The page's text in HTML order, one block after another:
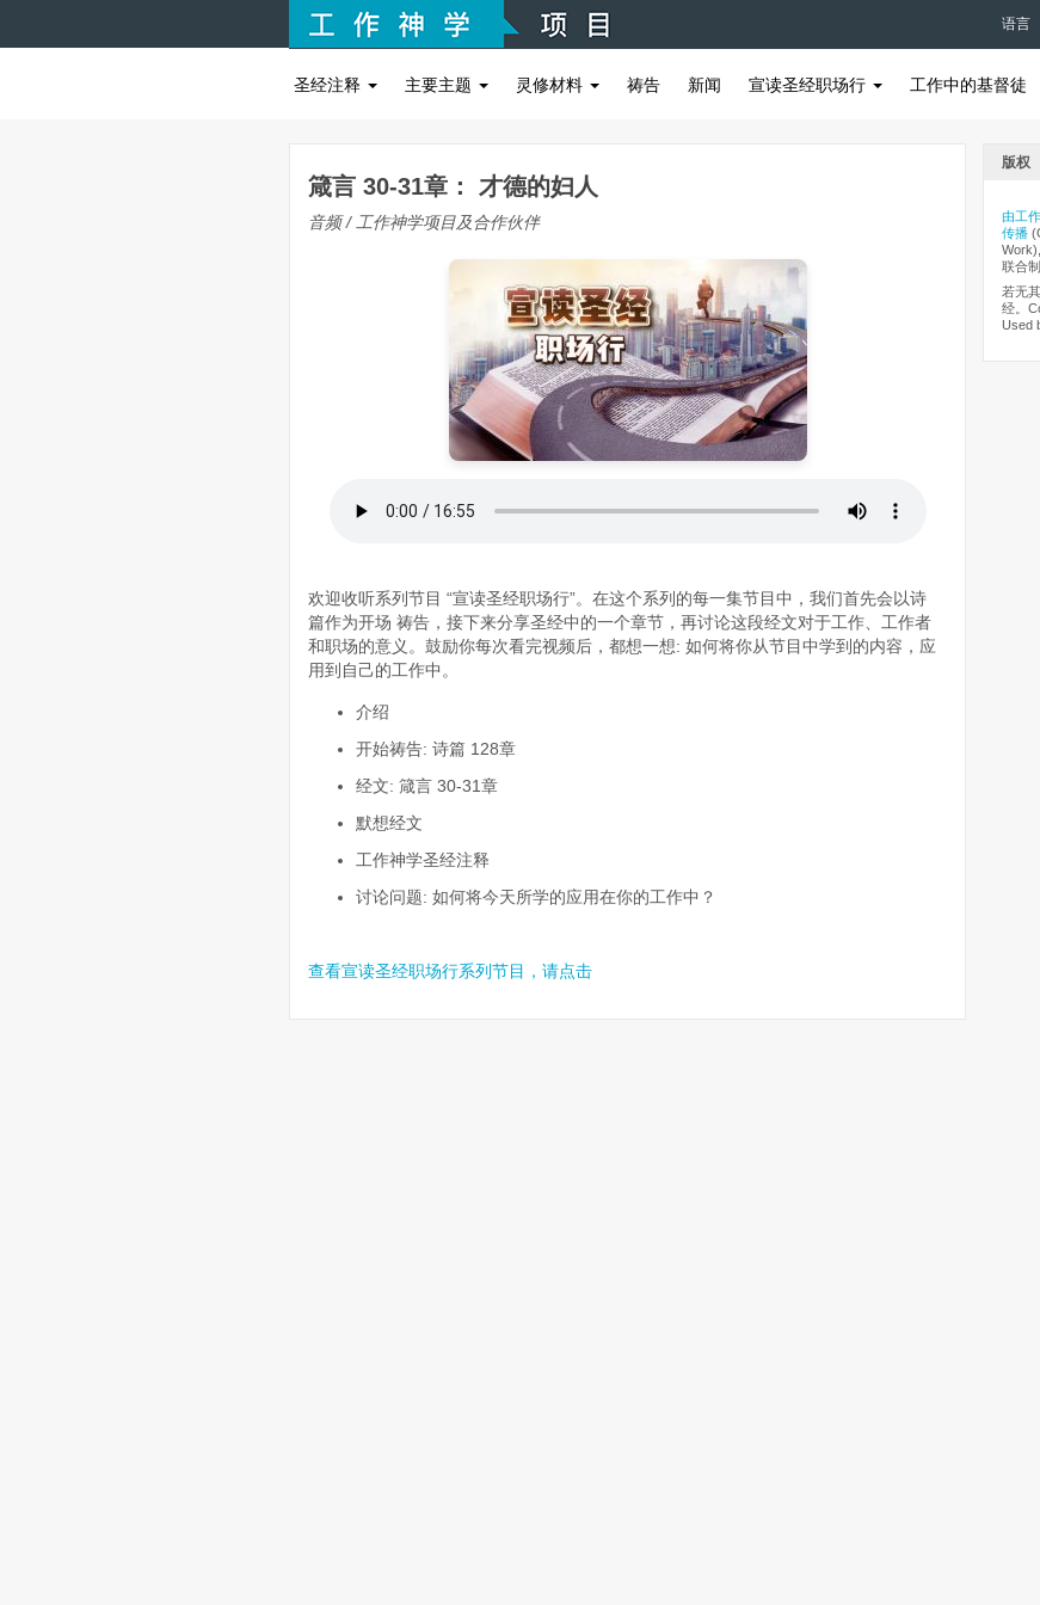
语言
圣经注释 主要主题 灵修材料 祷告 新闻 宣读圣经职场行 工作中的基督徒
箴言 30-31章： 才德的妇人
音频 / 工作神学项目及合作伙伴
欢迎收听系列节目 “宣读圣经职场行”。在这个系列的每一集节目中，我们首先会以诗
篇作为开场 祷告，接下来分享圣经中的一个章节，再讨论这段经文对于工作、工作者
和职场的意义。鼓励你每次看完视频后，都想一想: 如何将你从节目中学到的内容，应
用到自己的工作中。
介绍
开始祷告: 诗篇 128章
经文: 箴言 30-31章
默想经文
工作神学圣经注释
讨论问题: 如何将今天所学的应用在你的工作中？
查看宣读圣经职场行系列节目，请点击
版权
由工
传播
Work),
联合
若无
经。
Used